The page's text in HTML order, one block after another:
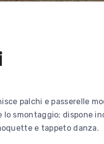
palchi e passerelle
lo smontaggio; dispone
e tappeto danza.​